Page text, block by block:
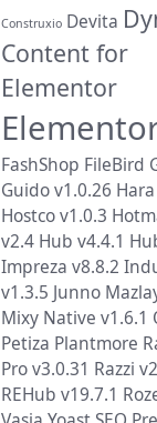
Construxio Devita
Content for
Elementor
FashShop FileBird
Guido v1.0.26
Hostco v1.0.3
v2.4 Hub v4.4.1
Impreza v8.8.2
v1.3.5 Junno
Mixy Native v1.6.1
Petiza Plantmore
Pro v3.0.31 Razzi
REHub v19.7.1